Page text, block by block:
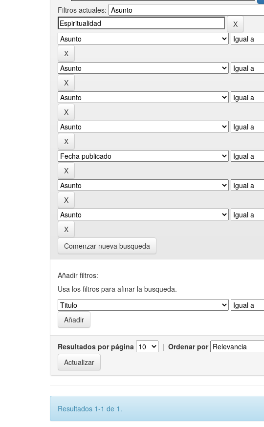
Filtros actuales:
Comenzar nueva busqueda
Añadir filtros:
Usa los filtros para afinar la busqueda.
Resultados por página | Ordenar por
Resultados 1-1 de 1.